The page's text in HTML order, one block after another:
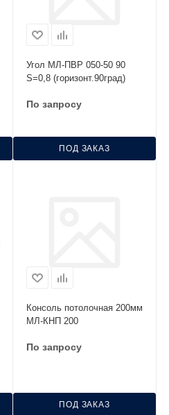
Угол МЛ-ПВР 050-50 90
S=0,8 (горизонт.90град)
По запросу
ПОД ЗАКАЗ
Консоль потолочная 200мм
МЛ-КНП 200
По запросу
ПОД ЗАКАЗ